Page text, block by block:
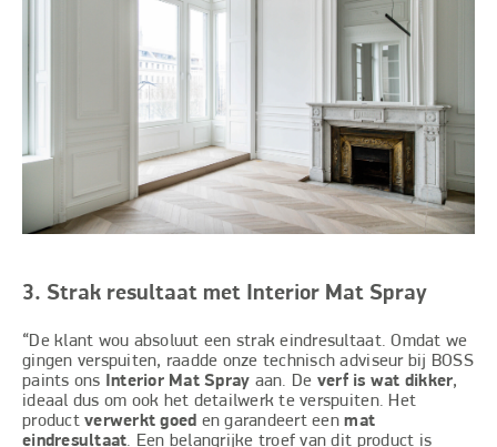
3. Strak resultaat met Interior Mat Spray
“De klant wou absoluut een strak eindresultaat. Omdat we
gingen verspuiten, raadde onze technisch adviseur bij BOSS
paints ons Interior Mat Spray aan. De verf is wat dikker,
ideaal dus om ook het detailwerk te verspuiten. Het
productverwerkt goed en garandeert eenmat
eindresultaat. Een belangrijke troef van dit product is